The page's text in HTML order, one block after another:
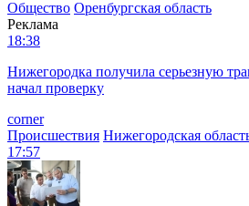
Общество Оренбургская область
Реклама
18:38
Нижегородка получила серьезную
начал проверку
corner
Происшествия Нижегородская
17:57